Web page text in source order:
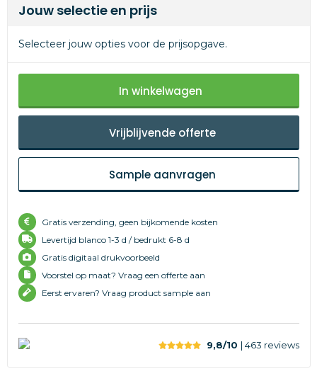
Jouw selectie en prijs
Selecteer jouw opties voor de prijsopgave.
In winkelwagen
Vrijblijvende offerte
Sample aanvragen
Gratis verzending, geen bijkomende kosten
Levertijd blanco 1-3 d / bedrukt 6-8 d
Gratis digitaal drukvoorbeeld
Voorstel op maat? Vraag een offerte aan
Eerst ervaren? Vraag product sample aan
9,8/10 | 463 reviews